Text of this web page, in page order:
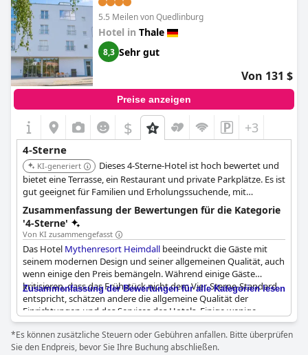
Obwohl es gemischte Bewertungen über den Komfort der
Betten gibt, wobei einige Gäste sie als zu weich oder
durchhängend empfinden, beschreiben andere sie als sehr
bequem. Diese Varianz deutet auf Verbesserungspotenzial bei
der Bettausstattung hin.
Insgesamt bietet dasHotel Garni zum Goldenen Ringein
zufriedenstellendes 3-Sterne-Erlebnis. Seine Stärken liegen in
seiner makellosen Sauberkeit, der strategisch günstigen
zentralen Lage, dem herzhaften Frühstück und dem exzellenten
Service des Personals, was es zu einer idealen Wahl für
Stadterkundungen macht und ein gutes Preis-Leistungs-
Verhältnis bietet.
5.5 Meilen von Quedlinburg
Hotel in Thale
8,3 Sehr gut
Von 131 $
Preise anzeigen
$ +3
4-Sterne
KI-generiert
Dieses 4-Sterne-Hotel ist hoch bewertet und
bietet eine Terrasse, ein Restaurant und private Parkplätze. Es ist
gut geeignet für Familien und Erholungssuchende, mit
Annehmlichkeiten wie einer Bar/Lounge und kostenlosem
Frühstücksbuffet.
Zusammenfassung der Bewertungen für die Kategorie
'4-Sterne'
Von KI zusammengefasst
Das Hotel Mythenresort Heimdall beeindruckt die Gäste mit
seinem modernen Design und seiner allgemeinen Qualität, auch
wenn einige den Preis bemängeln. Während einige Gäste
kritisieren, dass das Frühstück nicht dem Vier-Sterne-Standard
entspricht, schätzen andere die allgemeine Qualität der
Einrichtungen und des Services des Hotels. Einige wenige
negative Kommentare betrafen bestimmte Einschränkungen
oder Preise von Speisen, insgesamt erhielt das Hotel jedoch
positive Bewertungen von seinen Gästen.
Zusammenfassung der Bewertungen für alle Kategorien lesen
*Es können zusätzliche Steuern oder Gebühren anfallen. Bitte überprüfen
Sie den Endpreis, bevor Sie Ihre Buchung abschließen.